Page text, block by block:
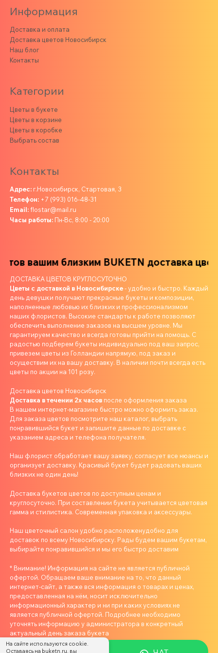
Информация
Доставка и оплата
Доставка цветов Новосибирск
Наш блог
Контакты
Категории
Цветы в букете
Цветы в корзине
Цветы в коробке
Выбрать состав
Контакты
Адрес: г.Новосибирск, Стартовая, 3
Телефон: +7 (993) 016-48-31
Email:flostar@mail.ru
Часы работы: Пн-Вс, 8:00 - 20:00
вашим близкимBUKETN доставка
ДОСТАВКА ЦВЕТОВ КРУГЛОСУТОЧНО
Цветы с доставкой в Новосибирске- удобно и быстро. Каждый
день девушки получают прекрасные букеты и композиции,
наполненные любовью их близких и профессионализмом
наших флористов. Высокие стандарты к работе позволяют
обеспечить выполнение заказов на высшем уровне. Мы
гарантируем качество и всегда готовы прийти на помощь. С
радостью подберем букеты индивидуально под ваш запрос,
привезем цветы из Голландии напрямую, под заказ и
осуществим их на вашу доставку. В наличии почти всегда есть
цветы по акции на 101 розу.
Доставка цветов Новосибирск
Доставка в течении 2х часов после оформления заказа
В нашем интернет-магазине быстро можно оформить заказ.
Для заказа цветов посмотрите наш каталог, выбрать
понравившийся букет и запишите данные по доставке с
указанием адреса и телефона получателя.
Наш флорист обработает вашу заявку, согласует все нюансы и
организует доставку. Красивый букет будет радовать ваших
близких не один день!
Доставка букетов цветов по доступным ценам и
круглосуточно. При составлении букета учитывается цветовая
гамма и стилистика. Современная упаковка и аксессуары.
Наш цветочный салон удобно расположенудобно для
доставок по всему Новосибирску. Рады будем вашим букетам,
выбирайте понравившийся и мы его быстро доставим
* Внимание! Информация на сайте не является публичной
офертой. Обращаем ваше внимание на то, что данный
интернет-сайт, а также вся информация о товарах и ценах,
предоставленная на нём, носит исключительно
информационный характер и ни при каких условиях не
является публичной офертой. Подробнее необходимо
уточнять информацию у администратора в конкретный
актуальный день заказа букета
На сайте используются cookie.
Оставаясь на buketn.ru, вы